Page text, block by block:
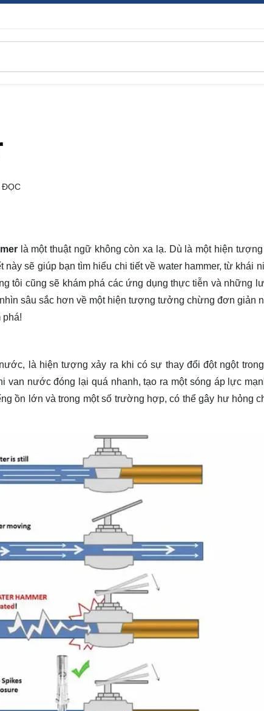
ĐỌC
là một thuật ngữ không còn xa lạ. Dù là một hiện
sẽ giúp bạn tìm hiểu chi tiết về water hammer, từ khái
tôi cũng sẽ khám phá các ứng dụng thực tiễn và những
sâu sắc hơn về một hiện tượng tưởng chừng đơn giản
phá!
là hiện tượng xảy ra khi có sự thay đổi đột ngột
nước đóng lại quá nhanh, tạo ra một sóng áp lực
ồn lớn và trong một số trường hợp, có thể gây hư hỏng